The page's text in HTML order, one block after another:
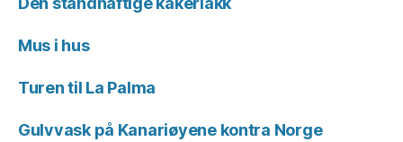
Mus i hus
Turen til La Palma
Gulvvask på Kanariøyene kontra Norge